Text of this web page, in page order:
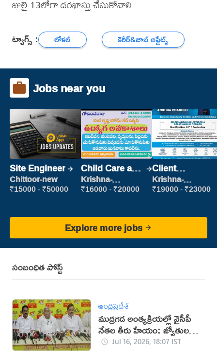
జులై 13లోగా దరఖాస్తు చేసుకోవాలి.
ట్యాగ్స్ : లోకల్ కెరీర్‌&జాబ్ అప్డేట్స్
Jobs near you
Site Engineer
Chittoor-new
₹15000 - ₹50000
Child Care and
Patient care
Krishna-
vijayawada
₹16000 - ₹20000
Client
Relationship
Executive
Krishna-
vijayawada
₹19000 - ₹23000
Explore more jobs
సంబంధిత పోస్ట్
ఆంధ్రప్రదేశ్
ముద్రగడ అంత్యక్రియల్లో వైసీపీ
నేతల తీరు హేయం: జ్యోతుల
నెహ్రూJul 16, 2026, 18:07 IST